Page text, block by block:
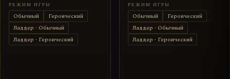
РЕЖИМ ИГРЫ
Обычный
Героический
Ладдер · Обычный
Ладдер · Героический
РЕЖИМ ИГРЫ
Обычный
Героический
Ладдер · Обычный
Ладдер · Героический